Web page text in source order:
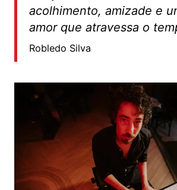
acolhimento, amizade e
amor que atravessa o
Robledo Silva